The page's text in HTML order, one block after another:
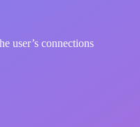
user’s connections